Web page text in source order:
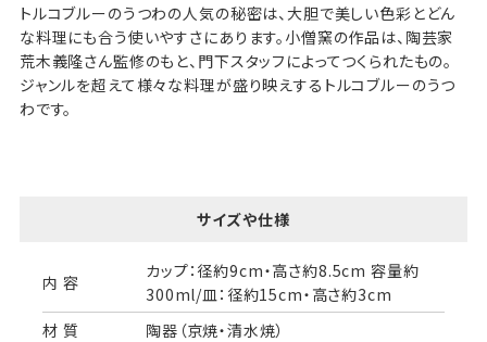
トルコブルーのうつわの人気の秘密は、大胆で美しい色彩とどん
な料理にも合う使いやすさにあります。小僧窯の作品は、陶芸家
荒木義隆さん監修のもと、門下スタッフによってつくられたもの。
ジャンルを超えて様々な料理が盛り映えするトルコブルーのうつ
わです。
サイズや仕様
内 容
カップ：径約9cm・高さ約8.5cm 容量約
300ml/皿：径約15cm・高さ約3cm
材 質
陶器（京焼・清水焼）